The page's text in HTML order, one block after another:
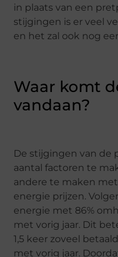
in plaats van een
stijgingen is er veel
en het zal ook nog
Waar komt
vandaan?
De stijgingen van de
aantal factoren te
andere te maken
energie prijzen.
energie met 86%
met vorig jaar. Dit
1,5 keer zoveel
met vorig jaar.